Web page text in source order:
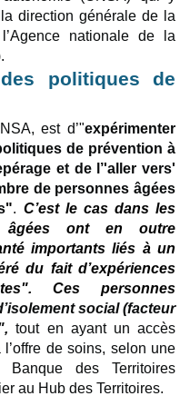
direction générale de la
nationale de la
politiques de
est d’"expérimenter
de prévention à
et de l’'aller vers'
de personnes âgées
". C’est le cas dans les
âgées ont en outre
importants liés à un
du fait d’expériences
Ces personnes
social (facteur
, tout en ayant un accès
de soins, selon une
des Territoires
au Hub des Territoires.